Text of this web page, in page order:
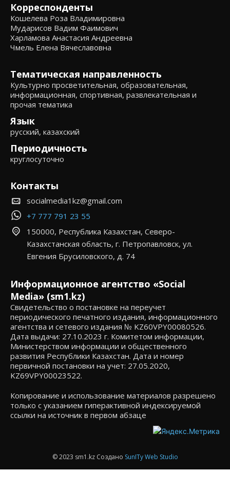
Корреспонденты
Кошелева Роза Владимировна
Мударисов Вадим Фаимович
Харламова Анастасия Андреевна
Чмель Елена Вячеславовна
Тематическая направленность
Культурно просветительная, образовательная,
информационная, спортивная, развлекательная и
прочая тематика
Язык
русский, казахский
Периодичность
круглосуточно
Контакты
socialmedia1kz@gmail.com
+7 777 791 23 55
150000, Республика Казахстан, Северо-
Казахстанская область, г. Петропавловск, ул.
Евгения Брусиловского, д. 74
Информационное агентство «Social
Media» (sm1.kz)
Свидетельство о постановке на переучет
периодического печатного издания, информационного
агентства и сетевого издания № KZ60VPY00080526.
Дата выдачи: 27.10.2023 г. Комитетом информации,
Министерством информации и общественного
развития Республики Казахстан. Дата и номер
первичной постановки на учет: 27.05.2020,
KZ69VPY00023522.
Копирование и использование материалов разрешено
только с указанием гиперактивной индексируемой
ссылки на источник в первом абзаце
© 2023 sm1.kz Создано SunITy Web Studio